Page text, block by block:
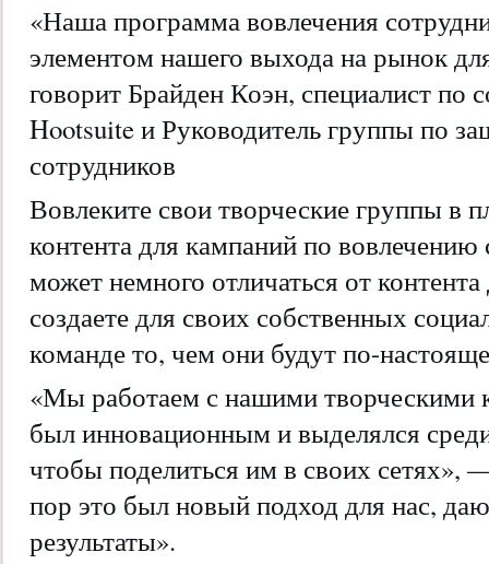
«Наша программа вовлечения
элементом нашего выхода на рынок
говорит Брайден Коэн, специалист по
Hootsuite и Руководитель группы по
сотрудников
Вовлеките свои творческие группы в
контента для кампаний по
может немного отличаться от
создаете для своих собственных
команде то, чем они будут по-
«Мы работаем с нашими творческими
был инновационным и выделялся
чтобы поделиться им в своих сетях»,
пор это был новый подход для нас,
результаты».